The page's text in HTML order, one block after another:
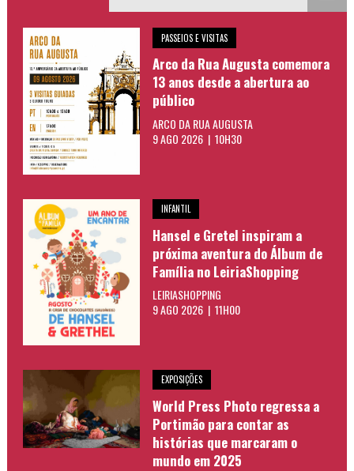
PASSEIOS E VISITAS
Arco da Rua Augusta comemora
13 anos desde a abertura ao
público
ARCO DA RUA AUGUSTA
9 AGO 2026 | 10H30
INFANTIL
Hansel e Gretel inspiram a
próxima aventura do Álbum de
Família no LeiriaShopping
LEIRIASHOPPING
9 AGO 2026 | 11H00
EXPOSIÇÕES
World Press Photo regressa a
Portimão para contar as
histórias que marcaram o
mundo em 2025